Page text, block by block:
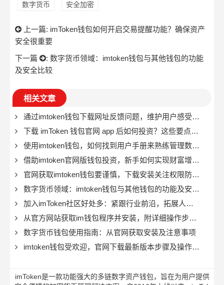
数字货币 安全加密
上一篇: imToken钱包如何开启交易提醒功能？确保资产
安全很重要
下一篇
: 数字货币领域：imtoken钱包与其他钱包的功能
及安全比较
相关文章
通过imtoken钱包下载网址反馈问题，维护用户感受的重要途径
下载 imToken 钱包官网 app 后如何投资？这些要点需掌握
使用imtoken钱包，如何找到用户手册来熟练管理数字资产？
借助imtoken官网版钱包投资，新手如何实现财富增值？
官网获取imtoken钱包要谨慎，下载安装关注权限防财产受损
数字货币领域：imtoken钱包与其他钱包的功能及安全比较
加入imToken社区好处多：紧跟行业前沿，拓展人脉参与活动
从官方网站获取im钱包程序并安装，附详细操作步骤说明
数字货币钱包使用指南：从官网获取安装及注意事项
imtoken钱包受欢迎，官网下载最新版本步骤及操作指南详解
imToken是一款功能强大的多链数字资产钱包，旨在为用户提供